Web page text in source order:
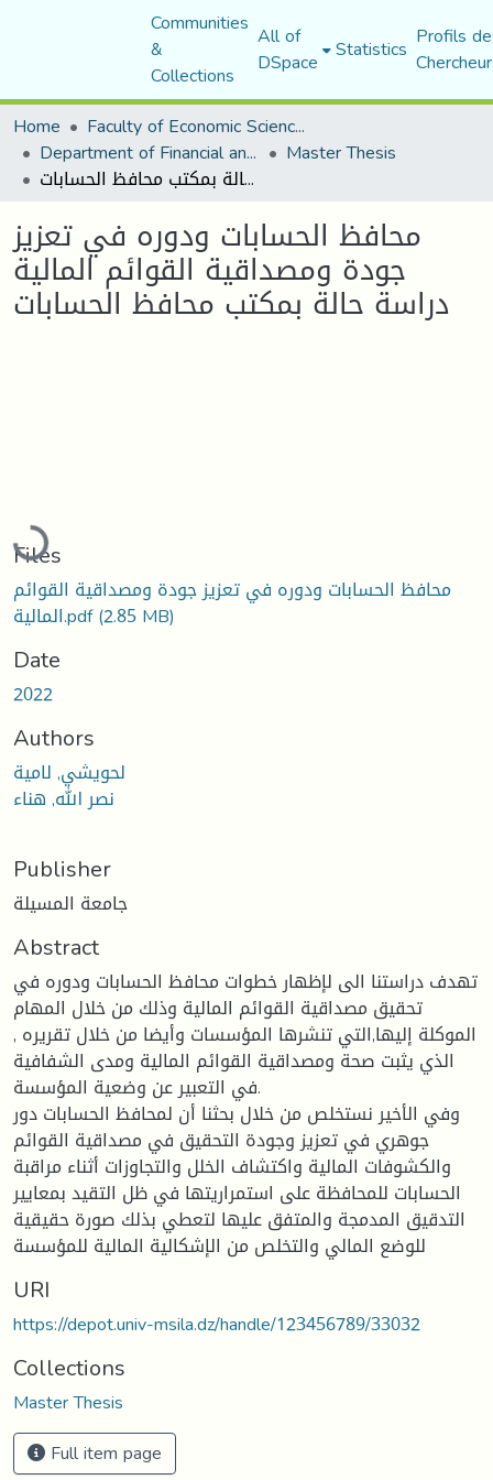
Communities
&
Collections
All of
DSpace Statistics Profils
Home
Faculty of Economic Sciences, Commerce and Management Sciences
Department of Financial and Accounting Sciences Master Thesis
محافظ الحسابات ودوره في تعزيز جودة ومصداقية القوائم المالية دراسة حالة بمكتب محافظ الحسابات
محافظ الحسابات ودوره في تعزيز
جودة ومصداقية القوائم المالية
دراسة حالة بمكتب محافظ الحسابات
Loading...
Files
محافظ الحسابات ودوره في تعزيز جودة ومصداقية القوائم
المالية.pdf(2.85 MB)
Date
2022
Authors
لحويشي, لامية
نصر الله, هناء
Publisher
جامعة المسيلة
Abstract
تهدف دراستنا الى لإظهار خطوات محافظ الحسابات ودوره في
تحقيق مصداقية القوائم المالية وذلك من خلال المهام
الموكلة إليها,التي تنشرها المؤسسات وأيضا من خلال تقريره ,
الذي يثبت صحة ومصداقية القوائم المالية ومدى الشفافية
في التعبير عن وضعية المؤسسة.
وفي الأخير نستخلص من خلال بحثنا أن لمحافظ الحسابات دور
جوهري في تعزيز وجودة التحقيق في مصداقية القوائم
والكشوفات المالية واكتشاف الخلل والتجاوزات أثناء مراقبة
الحسابات للمحافظة على استمراريتها في ظل التقيد بمعايير
التدقيق المدمجة والمتفق عليها لتعطي بذلك صورة حقيقية
للوضع المالي والتخلص من الإشكالية المالية للمؤسسة
URI
https://depot.univ-msila.dz/handle/123456789/33032
Collections
Master Thesis
Full item page